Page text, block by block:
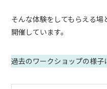
そんな体験をしてもらえる
開催しています。
過去のワークショップの様子